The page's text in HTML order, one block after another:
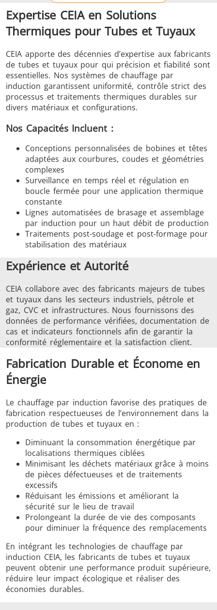
Expertise CEIA en Solutions
Thermiques pour Tubes et Tuyaux
CEIA apporte des décennies d’expertise aux fabricants
de tubes et tuyaux pour qui précision et fiabilité sont
essentielles. Nos systèmes de chauffage par
induction garantissent uniformité, contrôle strict des
processus et traitements thermiques durables sur
divers matériaux et configurations.
Nos Capacités Incluent :
Conceptions personnalisées de bobines et têtes
adaptées aux courbures, coudes et géométries
complexes
Surveillance en temps réel et régulation en
boucle fermée pour une application thermique
constante
Lignes automatisées de brasage et assemblage
par induction pour un haut débit de production
Traitements post-soudage et post-formage pour
stabilisation des matériaux
Expérience et Autorité
CEIA collabore avec des fabricants majeurs de tubes
et tuyaux dans les secteurs industriels, pétrole et
gaz, CVC et infrastructures. Nous fournissons des
données de performance vérifiées, documentation de
cas et indicateurs fonctionnels afin de garantir la
conformité réglementaire et la satisfaction client.
Fabrication Durable et Économe en
Énergie
Le chauffage par induction favorise des pratiques de
fabrication respectueuses de l’environnement dans la
production de tubes et tuyaux en :
Diminuant la consommation énergétique par
localisations thermiques ciblées
Minimisant les déchets matériaux grâce à moins
de pièces défectueuses et de traitements
excessifs
Réduisant les émissions et améliorant la
sécurité sur le lieu de travail
Prolongeant la durée de vie des composants
pour diminuer la fréquence des remplacements
En intégrant les technologies de chauffage par
induction CEIA, les fabricants de tubes et tuyaux
peuvent obtenir une performance produit supérieure,
réduire leur impact écologique et réaliser des
économies durables.